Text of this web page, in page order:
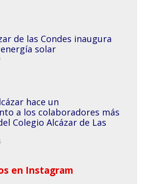
de las Condes inaugura
solar
hace un
a los colaboradores más
Colegio Alcázar de Las
en Instagram